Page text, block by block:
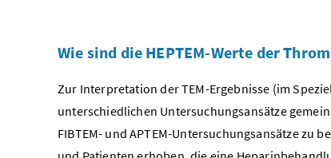
Wie sind die HEPTEM-Werte der
Zur Interpretation der TEM-Ergebnisse (im
unterschiedlichen Untersuchungsansätze
FIBTEM- und APTEM-Untersuchungsansätze zu